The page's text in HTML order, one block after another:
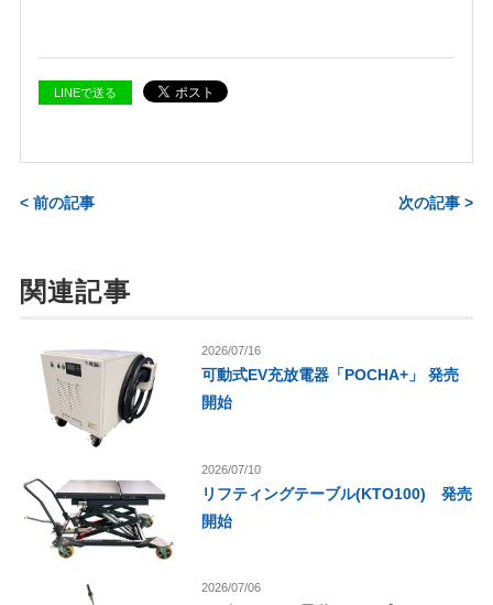
LINEで送る
< 前の記事 次の記事 >
関連記事
2026/07/16
可動式EV充放電器「POCHA+」 発売
開始
2026/07/10
リフティングテーブル(KTO100) 発売
開始
2026/07/06